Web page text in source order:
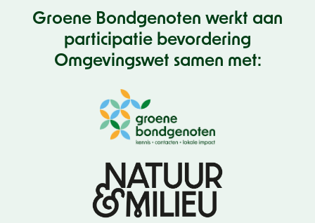
Groene Bondgenoten werkt aan
participatie bevordering
Omgevingswet samen met: